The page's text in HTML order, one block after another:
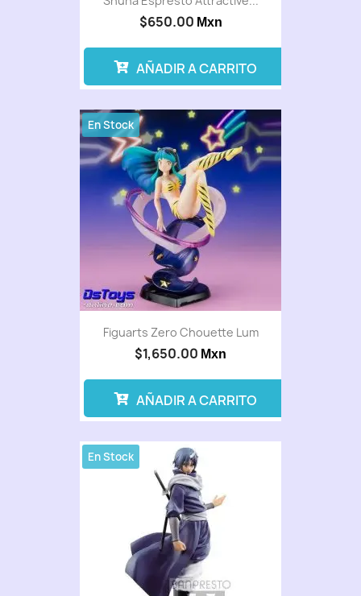
$650.00 Mxn
AÑADIR A CARRITO
Figuarts Zero Chouette Lum
$1,650.00 Mxn
En Stock
AÑADIR A CARRITO
En Stock